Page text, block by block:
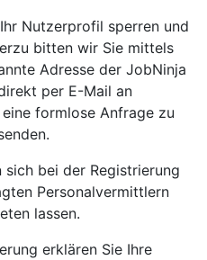
Nutzerprofil sperren und
bitten wir Sie mittels
Adresse der JobNinja
per E-Mail an
eine formlose Anfrage zu
bei der Registrierung
Personalvermittlern
lassen.
erklären Sie Ihre